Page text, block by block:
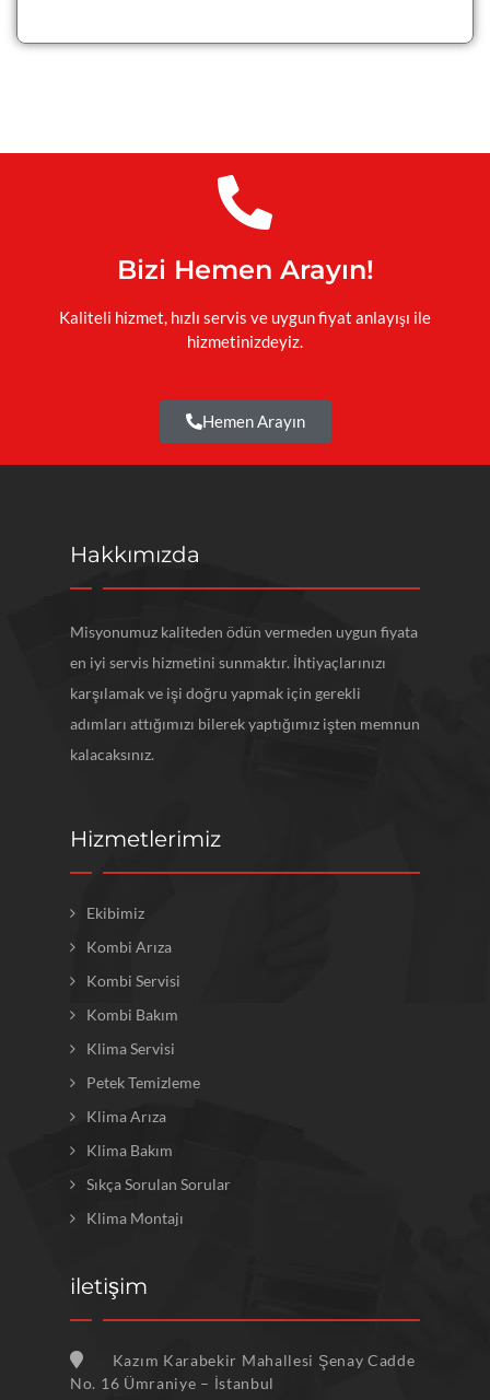
Bizi Hemen Arayın!
Kaliteli hizmet, hızlı servis ve uygun fiyat anlayışı ile
hizmetinizdeyiz.
Hemen Arayın
Hakkımızda
Misyonumuz kaliteden ödün vermeden uygun fiyata
en iyi servis hizmetini sunmaktır. İhtiyaçlarınızı
karşılamak ve işi doğru yapmak için gerekli
adımları attığımızı bilerek yaptığımız işten memnun
kalacaksınız.
Hizmetlerimiz
Ekibimiz
Kombi Arıza
Kombi Servisi
Kombi Bakım
Klima Servisi
Petek Temizleme
Klima Arıza
Klima Bakım
Sıkça Sorulan Sorular
Klima Montajı
iletişim
Kazım Karabekir Mahallesi Şenay Cadde
No. 16 Ümraniye – İstanbul